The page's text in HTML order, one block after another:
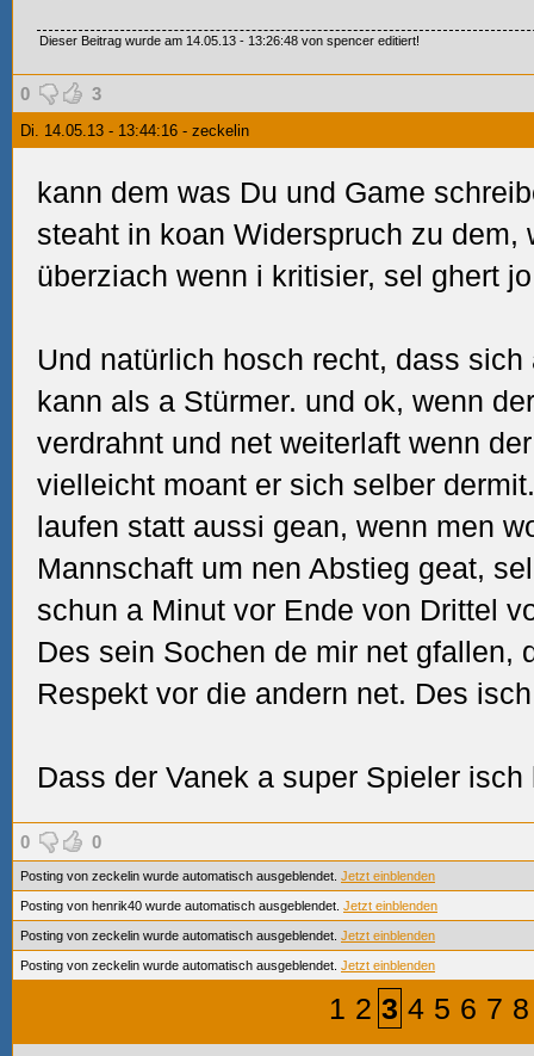
Dieser Beitrag wurde am 14.05.13 - 13:26:48 von spencer editiert!
0 3
Di. 14.05.13 - 13:44:16 - zeckelin
kann dem was Du und Game
steaht in koan Widerspruch zu dem,
überziach wenn i kritisier, sel ghert
Und natürlich hosch recht, dass
kann als a Stürmer. und ok, wenn
verdrahnt und net weiterlaft wenn
vielleicht moant er sich selber
laufen statt aussi gean, wenn men
Mannschaft um nen Abstieg geat,
schun a Minut vor Ende von Drittel
Des sein Sochen de mir net gfallen,
Respekt vor die andern net. Des
Dass der Vanek a super Spieler
0 0
Posting von zeckelin wurde automatisch ausgeblendet. Jetzt einblenden
Posting von henrik40 wurde automatisch ausgeblendet. Jetzt einblenden
Posting von zeckelin wurde automatisch ausgeblendet. Jetzt einblenden
Posting von zeckelin wurde automatisch ausgeblendet. Jetzt einblenden
1 2 3 4 5 6 7 8